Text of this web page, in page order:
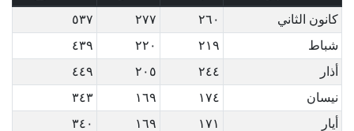
كانون الثاني
٢٦٠ ٢٧٧
٥٣٧
شباط
٢١٩ ٢٢٠
٤٣٩
أذار
٢٤٤ ٢٠٥
٤٤٩
نيسان
١٧٤ ١٦٩
٣٤٣
أيار
١٧١ ١٦٩
٣٤٠